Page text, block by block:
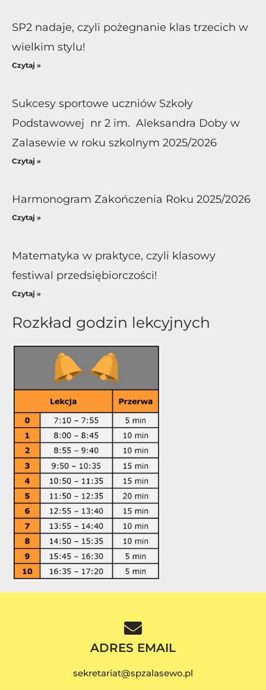
SP2 nadaje, czyli pożegnanie klas trzecich w
wielkim stylu!
Czytaj »
Sukcesy sportowe uczniów Szkoły
Podstawowej nr 2 im. Aleksandra Doby w
Zalasewie w roku szkolnym 2025/2026
Czytaj »
Harmonogram Zakończenia Roku 2025/2026
Czytaj »
Matematyka w praktyce, czyli klasowy
festiwal przedsiębiorczości!
Czytaj »
Rozkład godzin lekcyjnych
ADRES EMAIL
sekretariat@spzalasewo.pl